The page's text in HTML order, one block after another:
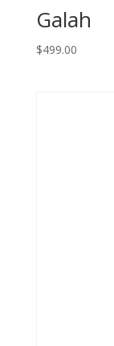
Galah
$499.00